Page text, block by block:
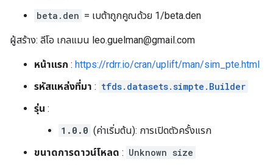
beta.den = เบต้าถูกคูณด้วย 1/beta.den
ผู้สร้าง: ลีโอ เกลแมน leo.guelman@gmail.com
หน้าแรก : https://rdrr.io/cran/uplift/man/sim_pte.html
รหัสแหล่งที่มา : tfds.datasets.simpte.Builder
รุ่น :
1.0.0 (ค่าเริ่มต้น): การเปิดตัวครั้งแรก
ขนาดการดาวน์โหลด : Unknown size